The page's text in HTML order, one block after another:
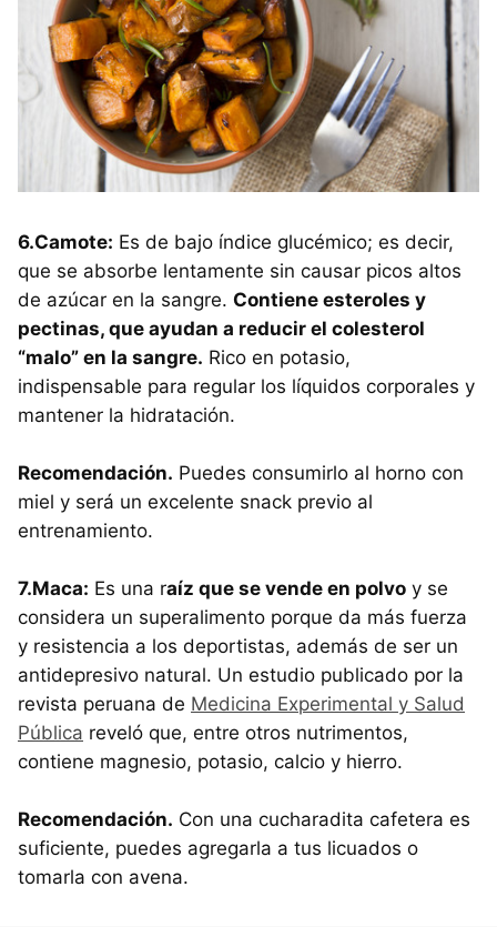
6.Camote: Es de bajo índice glucémico; es decir,
que se absorbe lentamente sin causar picos altos
de azúcar en la sangre. Contiene esteroles y
pectinas, que ayudan a reducir el colesterol
“malo” en la sangre. Rico en potasio,
indispensable para regular los líquidos corporales y
mantener la hidratación.
Recomendación. Puedes consumirlo al horno con
miel y será un excelente snack previo al
entrenamiento.
7.Maca: Es una raíz que se vende en polvo y se
considera un superalimento porque da más fuerza
y resistencia a los deportistas, además de ser un
antidepresivo natural. Un estudio publicado por la
revista peruana de Medicina Experimental y Salud
Pública reveló que, entre otros nutrimentos,
contiene magnesio, potasio, calcio y hierro.
Recomendación. Con una cucharadita cafetera es
suficiente, puedes agregarla a tus licuados o
tomarla con avena.